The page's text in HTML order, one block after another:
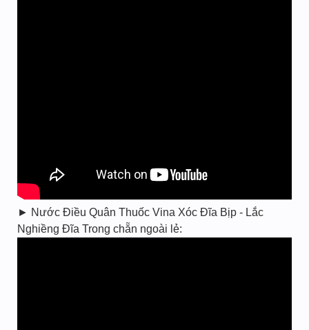
► Nước Điều Quân Thuốc Vina Xóc Đĩa Bịp - Lắc
Nghiềng Đĩa Trong chẵn ngoài lẻ: